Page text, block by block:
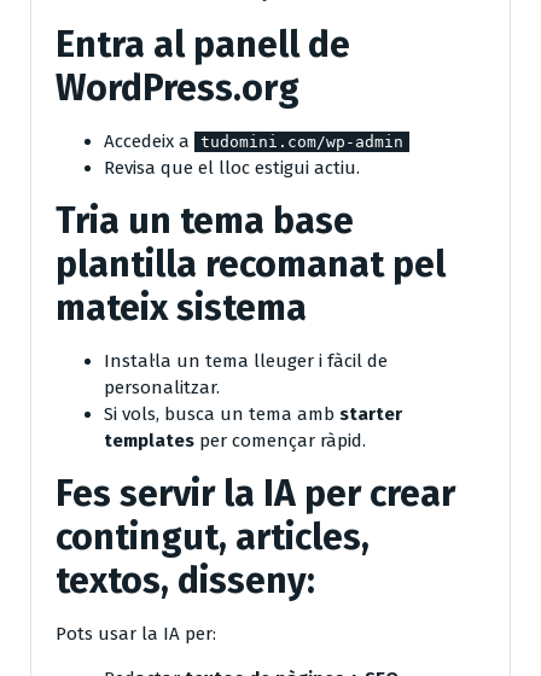
Entra al panell de
WordPress.org
Accedeix a tudomini.com/wp-admin
Revisa que el lloc estigui actiu.
Tria un tema base
plantilla recomanat pel
mateix sistema
Instal·la un tema lleuger i fàcil de
personalitzar.
Si vols, busca un tema amb starter
templates per començar ràpid.
Fes servir la IA per crear
contingut, articles,
textos, disseny:
Pots usar la IA per: